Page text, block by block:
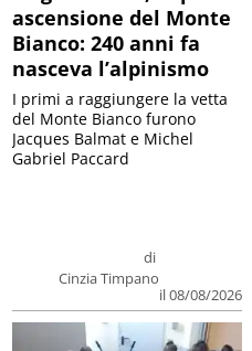
ascensione del Monte
Bianco: 240 anni fa
nasceva l’alpinismo
di
Cinzia Timpano
il 08/08/2026
I primi a raggiungere la vetta
del Monte Bianco furono
Jacques Balmat e Michel
Gabriel Paccard